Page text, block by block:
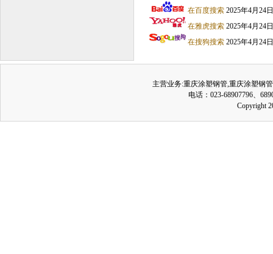
在百度搜索 2025年4月24
在雅虎搜索 2025年4月24
在搜狗搜索 2025年4月24
主营业务:重庆涂塑钢管,重庆涂塑钢
电话：023-68907796、
Copyright